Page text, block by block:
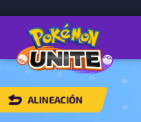
VOLVER
ALINEACIÓN